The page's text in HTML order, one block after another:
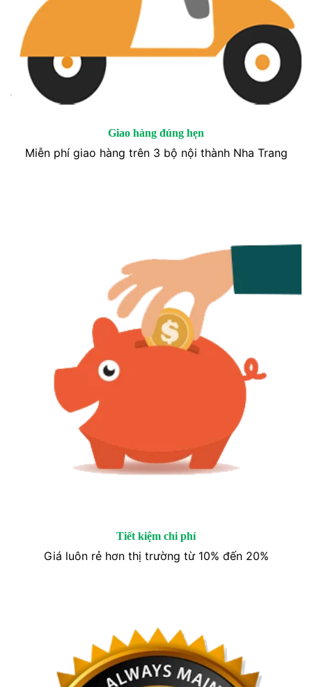
Giao hàng đúng hẹn
Miễn phí giao hàng trên 3 bộ nội thành Nha Trang
Tiết kiệm chi phí
Giá luôn rẻ hơn thị trường từ 10% đến 20%